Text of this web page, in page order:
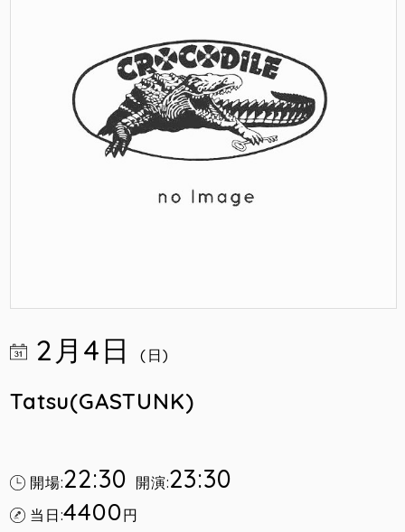
2月4日(日)
Tatsu(GASTUNK)
開場:22:30 開演:23:30
当日:4400円